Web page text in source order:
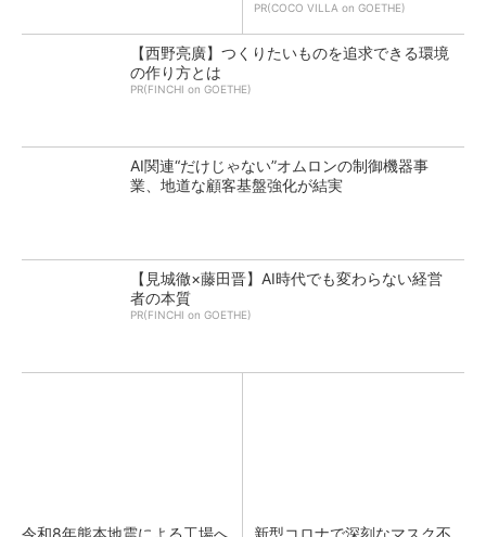
PR(COCO VILLA on GOETHE)
【西野亮廣】つくりたいものを追求できる環境
の作り方とは
PR(FINCHI on GOETHE)
AI関連“だけじゃない”オムロンの制御機器事
業、地道な顧客基盤強化が結実
【見城徹×藤田晋】AI時代でも変わらない経営
者の本質
PR(FINCHI on GOETHE)
令和8年熊本地震による工場へ
新型コロナで深刻なマスク不